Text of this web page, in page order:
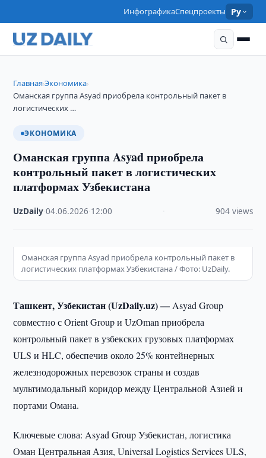
ИнфографикаСпецпроекты Ру
Главная›Экономика›
Оманская группа Asyad приобрела контрольный пакет в
логистических …
ЭКОНОМИКА
Оманская группа Asyad приобрела
контрольный пакет в логистических
платформах Узбекистана
UzDaily ·04.06.2026 12:00 904 views
Оманская группа Asyad приобрела контрольный пакет в
логистических платформах Узбекистана / Фото: UzDaily.
Ташкент, Узбекистан (UzDaily.uz) —Asyad Group
совместно с Orient Group и UzOman приобрела
контрольный пакет в узбекских грузовых платформах
ULS и HLC, обеспечив около 25% контейнерных
железнодорожных перевозок страны и создав
мультимодальный коридор между Центральной Азией и
портами Омана.
Ключевые слова: Asyad Group Узбекистан, логистика
Оман Центральная Азия, Universal Logistics Services ULS,